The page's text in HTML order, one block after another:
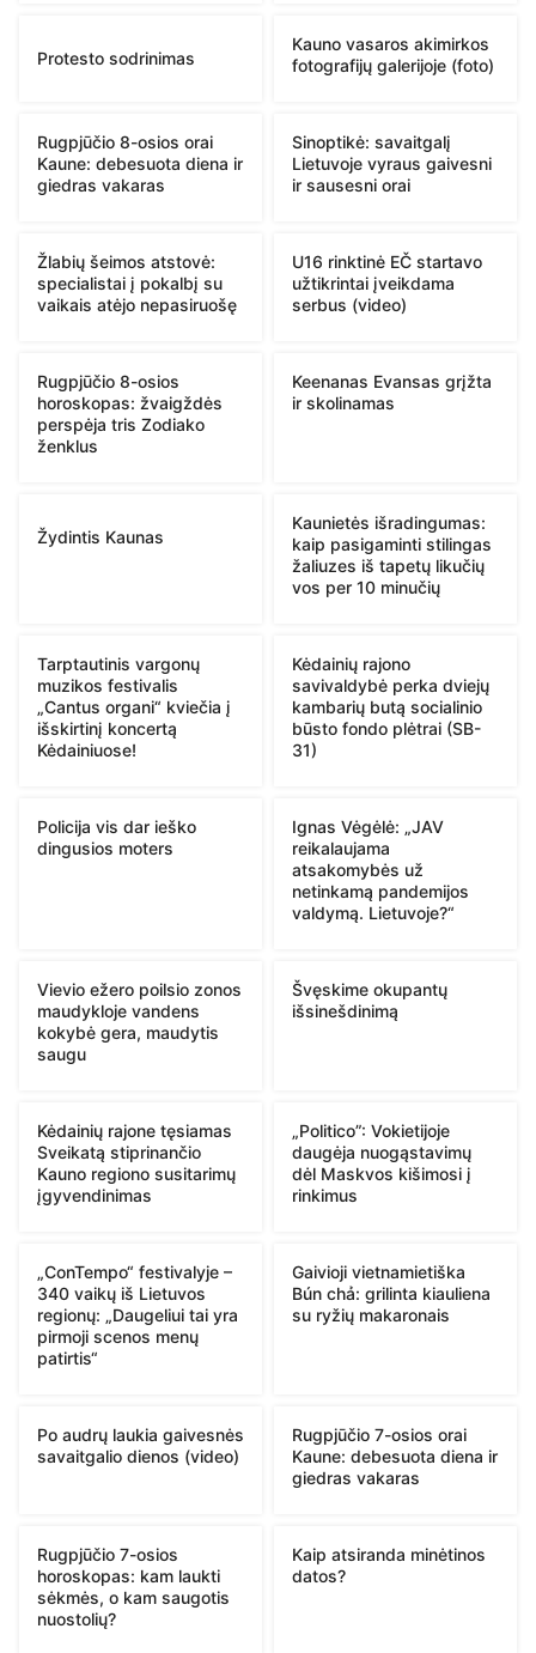
Protesto sodrinimas
Kauno vasaros akimirkos
fotografijų galerijoje (foto)
Rugpjūčio 8-osios orai
Kaune: debesuota diena ir
giedras vakaras
Sinoptikė: savaitgalį
Lietuvoje vyraus gaivesni
ir sausesni orai
Žlabių šeimos atstovė:
specialistai į pokalbį su
vaikais atėjo nepasiruošę
U16 rinktinė EČ startavo
užtikrintai įveikdama
serbus (video)
Rugpjūčio 8-osios
horoskopas: žvaigždės
perspėja tris Zodiako
ženklus
Keenanas Evansas grįžta
ir skolinamas
Žydintis Kaunas
Kaunietės išradingumas:
kaip pasigaminti stilingas
žaliuzes iš tapetų likučių
vos per 10 minučių
Tarptautinis vargonų
muzikos festivalis
„Cantus organi“ kviečia į
išskirtinį koncertą
Kėdainiuose!
Kėdainių rajono
savivaldybė perka dviejų
kambarių butą socialinio
būsto fondo plėtrai (SB-
31)
Policija vis dar ieško
dingusios moters
Ignas Vėgėlė: „JAV
reikalaujama
atsakomybės už
netinkamą pandemijos
valdymą. Lietuvoje?“
Vievio ežero poilsio zonos
maudykloje vandens
kokybė gera, maudytis
saugu
Švęskime okupantų
išsinešdinimą
Kėdainių rajone tęsiamas
Sveikatą stiprinančio
Kauno regiono susitarimų
įgyvendinimas
„Politico”: Vokietijoje
daugėja nuogąstavimų
dėl Maskvos kišimosi į
rinkimus
„ConTempo“ festivalyje –
340 vaikų iš Lietuvos
regionų: „Daugeliui tai yra
pirmoji scenos menų
patirtis“
Gaivioji vietnamietiška
Bún chả: grilinta kiauliena
su ryžių makaronais
Po audrų laukia gaivesnės
savaitgalio dienos (video)
Rugpjūčio 7-osios orai
Kaune: debesuota diena ir
giedras vakaras
Rugpjūčio 7-osios
horoskopas: kam laukti
sėkmės, o kam saugotis
nuostolių?
Kaip atsiranda minėtinos
datos?